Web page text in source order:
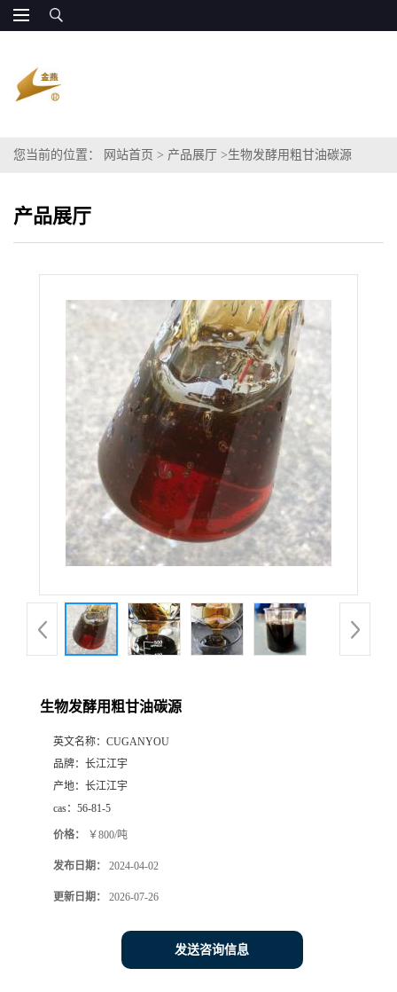
您当前的位置： 网站首页 > 产品展厅 >生物发酵用粗甘油碳源
产品展厅
生物发酵用粗甘油碳源
英文名称： CUGANYOU
品牌： 长江江宇
产地： 长江江宇
cas： 56-81-5
价格： ￥800/吨
发布日期： 2024-04-02
更新日期： 2026-07-26
发送咨询信息